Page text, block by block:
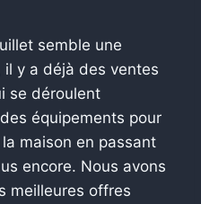
semble une
y a déjà des ventes
se déroulent
équipements pour
maison en passant
encore. Nous avons
meilleures offres